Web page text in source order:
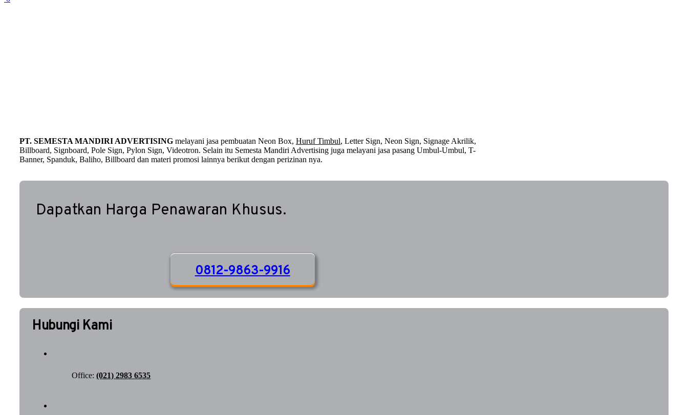
PT. SEMESTA MANDIRI ADVERTISINGmelayani jasa pembuatan Neon Box, Huruf Timbul, Letter Sign, Neon Sign, Signage Akrilik,
Billboard, Signboard, Pole Sign, Pylon Sign, Videotron. Selain itu Semesta Mandiri Advertising juga melayani jasa pasang Umbul-Umbul, T-
Banner, Spanduk, Baliho, Billboard dan materi promosi lainnya berikut dengan perizinan nya.
Dapatkan Harga Penawaran Khusus.
0812-9863-9916
Hubungi Kami
Office:(021) 2983 6535